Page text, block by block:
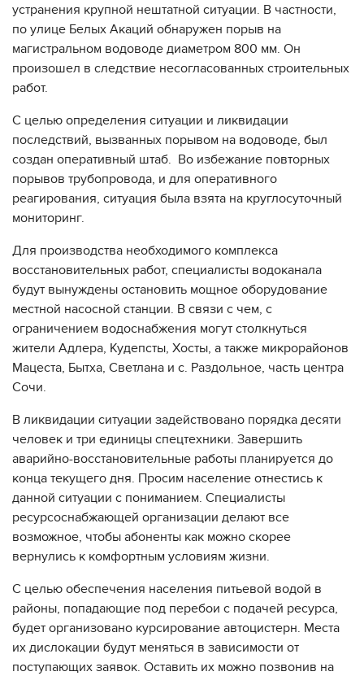
устранения крупной нештатной ситуации. В частности,
по улице Белых Акаций обнаружен порыв на
магистральном водоводе диаметром 800 мм. Он
произошел в следствие несогласованных строительных
работ.
С целью определения ситуации и ликвидации
последствий, вызванных порывом на водоводе, был
создан оперативный штаб. Во избежание повторных
порывов трубопровода, и для оперативного
реагирования, ситуация была взята на круглосуточный
мониторинг.
Для производства необходимого комплекса
восстановительных работ, специалисты водоканала
будут вынуждены остановить мощное оборудование
местной насосной станции. В связи с чем, с
ограничением водоснабжения могут столкнуться
жители Адлера, Кудепсты, Хосты, а также микрорайонов
Мацеста, Бытха, Светлана и с. Раздольное, часть центра
Сочи.
В ликвидации ситуации задействовано порядка десяти
человек и три единицы спецтехники. Завершить
аварийно-восстановительные работы планируется до
конца текущего дня. Просим население отнестись к
данной ситуации с пониманием. Специалисты
ресурсоснабжающей организации делают все
возможное, чтобы абоненты как можно скорее
вернулись к комфортным условиям жизни.
С целью обеспечения населения питьевой водой в
районы, попадающие под перебои с подачей ресурса,
будет организовано курсирование автоцистерн. Места
их дислокации будут меняться в зависимости от
поступающих заявок. Оставить их можно позвонив на